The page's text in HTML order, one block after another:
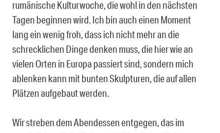
rumänische Kulturwoche, die wohl in den nächsten
Tagen beginnen wird. Ich bin auch einen Moment
lang ein wenig froh, dass ich nicht mehr an die
schrecklichen Dinge denken muss, die hier wie an
vielen Orten in Europa passiert sind, sondern mich
ablenken kann mit bunten Skulpturen, die auf allen
Plätzen aufgebaut werden.
Wir streben dem Abendessen entgegen, das im